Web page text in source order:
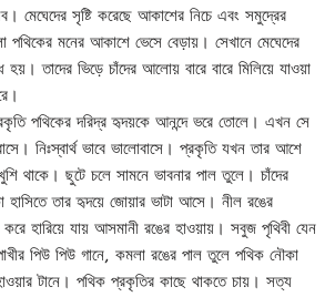
মেঘেদের সৃষ্টি করেছে আকাশের নিচে এবং সমুদ্রের
পথিকের মনের আকাশে ভেসে বেড়ায়। সেখানে মেঘেদের
তাদের ভিড়ে চাঁদের আলোয় বারে বারে মিলিয়ে যাওয়া
পথিকের দরিদ্র হৃদয়কে আনন্দে ভরে তোলে। এখন সে
নিঃস্বার্থ ভাবে ভালোবাসে। প্রকৃতি যখন তার আশে
থাকে। ছুটে চলে সামনে ভাবনার পাল তুলে। চাঁদের
হাসিতে তার হৃদয়ে জোয়ার ভাটা আসে। নীল রঙের
হারিয়ে যায় আসমানী রঙের হাওয়ায়। সবুজ পৃথিবী যেন
পিউ পিউ গানে, কমলা রঙের পাল তুলে পথিক নৌকা
টানে। পথিক প্রকৃতির কাছে থাকতে চায়। সত্য